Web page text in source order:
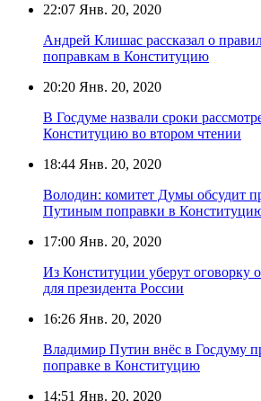
22:07 Янв. 20, 2020
Андрей Клишас рассказал о
поправкам в Конституцию
20:20 Янв. 20, 2020
В Госдуме назвали сроки
Конституцию во втором чтении
18:44 Янв. 20, 2020
Володин: комитет Думы обсудит
Путиным поправки в
17:00 Янв. 20, 2020
Из Конституции уберут оговорку
для президента России
16:26 Янв. 20, 2020
Владимир Путин внёс в Госдуму
поправке в Конституцию
14:51 Янв. 20, 2020